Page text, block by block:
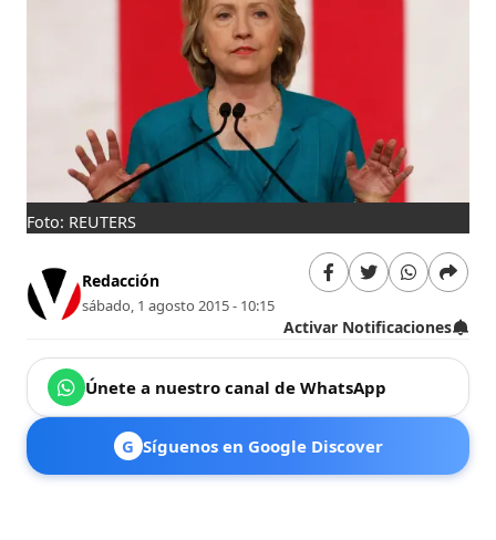
Foto: REUTERS
Redacción
sábado, 1 agosto 2015 - 10:15
Activar Notificaciones
Únete a nuestro canal de WhatsApp
G Síguenos en Google Discover